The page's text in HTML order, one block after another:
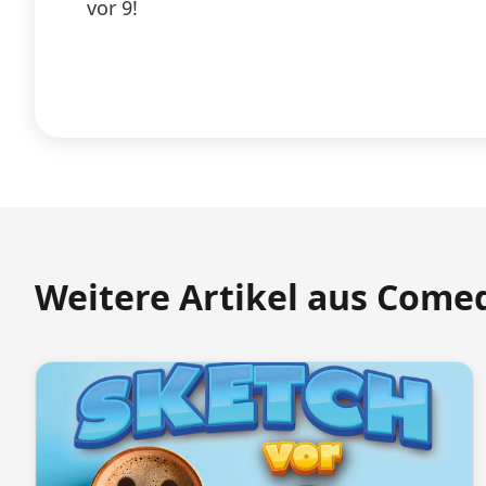
vor 9!
Weitere Artikel aus